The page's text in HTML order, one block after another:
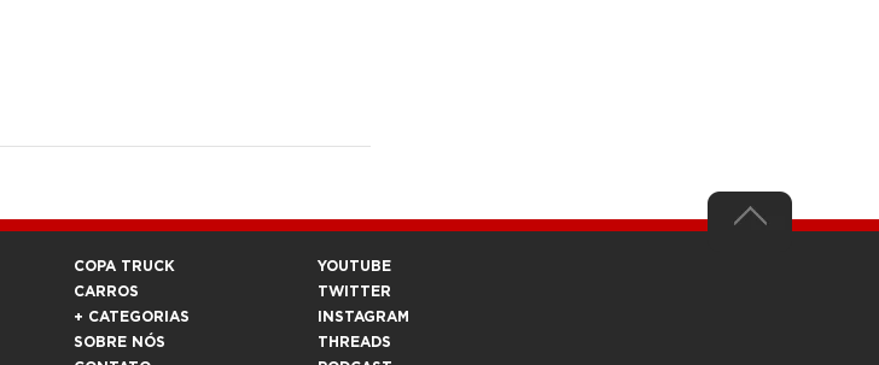
COPA TRUCK
CARROS
+ CATEGORIAS
SOBRE NÓS
YOUTUBE
TWITTER
INSTAGRAM
THREADS